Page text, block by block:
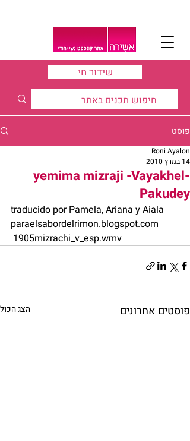
שידור חי
פוסט
yemima mizraji -Vayakhel-
Pakudey
Roni Ayalon
14 במרץ 2010
traducido por Pamela, Ariana y Aiala
paraelsabordelrimon.blogspot.com
1905mizrachi_v_esp.wmv
פוסטים אחרונים הצג הכול